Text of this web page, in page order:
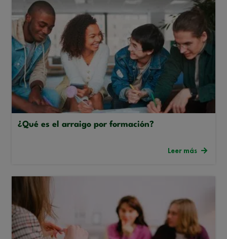
¿Qué es el arraigo por formación?
Leer más